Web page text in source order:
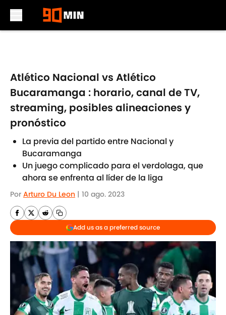
Atlético Nacional vs Atlético
Bucaramanga : horario, canal de TV,
streaming, posibles alineaciones y
pronóstico
La previa del partido entre Nacional y
Bucaramanga
Un juego complicado para el verdolaga, que
ahora se enfrenta al líder de la liga
Por Arturo Du Leon | 10 ago. 2023
Add us as a preferred source